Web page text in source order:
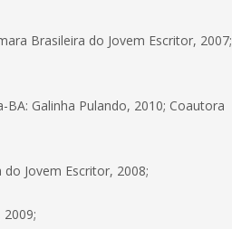
Brasileira do Jovem Escritor, 2007;
BA: Galinha Pulando, 2010; Coautora
do Jovem Escritor, 2008;
2009;